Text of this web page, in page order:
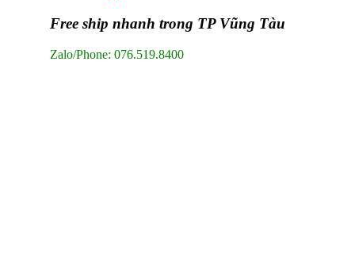
Free ship nhanh trong TP Vũng Tàu
Zalo/Phone: 076.519.8400